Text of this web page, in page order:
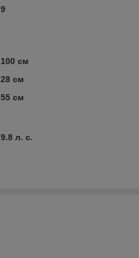
9
100 см
28 см
55 см
9.8 л. с.